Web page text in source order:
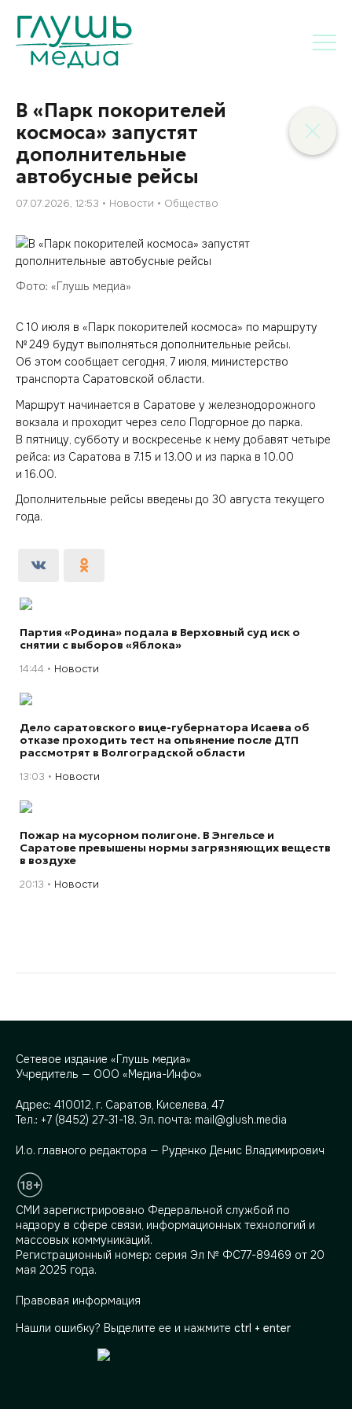
В «Парк покорителей
космоса» запустят
дополнительные
автобусные рейсы
07.07.2026, 12:53 Новости Общество
Фото: «Глушь медиа»
С 10 июля в «Парк покорителей космоса» по маршруту
№ 249 будут выполняться дополнительные рейсы.
Об этом сообщает сегодня, 7 июля, министерство
транспорта Саратовской области.
Маршрут начинается в Саратове у железнодорожного
вокзала и проходит через село Подгорное до парка.
В пятницу, субботу и воскресенье к нему добавят четыре
рейса: из Саратова в 7.15 и 13.00 и из парка в 10.00
и 16.00.
Дополнительные рейсы введены до 30 августа текущего
года.
Партия «Родина» подала в Верховный суд иск о
снятии с выборов «Яблока»
14:44 Новости
Дело саратовского вице-губернатора Исаева об
отказе проходить тест на опьянение после ДТП
рассмотрят в Волгоградской области
13:03 Новости
Пожар на мусорном полигоне. В Энгельсе и
Саратове превышены нормы загрязняющих веществ
в воздухе
20:13 Новости
Сетевое издание «Глушь медиа»
Учредитель — ООО «Медиа-Инфо»
Адрес: 410012, г. Саратов, Киселева, 47
Тел.: +7 (8452) 27-31-18. Эл. почта: mail@glush.media
И.о. главного редактора — Руденко Денис Владимирович
СМИ зарегистрировано Федеральной службой по
надзору в сфере связи, информационных технологий и
массовых коммуникаций.
Регистрационный номер: серия Эл № ФС77-89469 от 20
мая 2025 года.
Правовая информация
Нашли ошибку? Выделите ее и нажмите ctrl + enter